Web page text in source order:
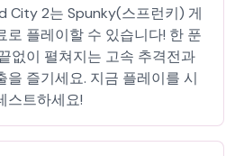
City 2는 Spunky(스프런키) 게
로 플레이할 수 있습니다! 한 푼
없이 펼쳐지는 고속 추격전과
을 즐기세요. 지금 플레이를 시
스트하세요!